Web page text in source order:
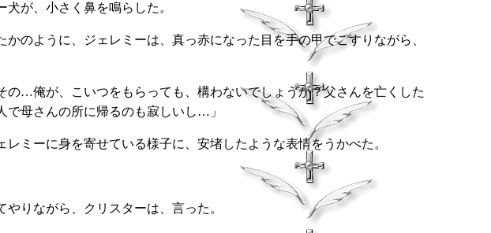
が、小さく鼻を鳴らした。
のように、ジェレミーは、真っ赤になった目を手の甲でこすりながら、
の…俺が、こいつをもらっても、構わないでしょうか？父さんを亡くした
で母さんの所に帰るのも寂しいし…」
ミーに身を寄せている様子に、安堵したような表情をうかべた。
りながら、クリスターは、言った。